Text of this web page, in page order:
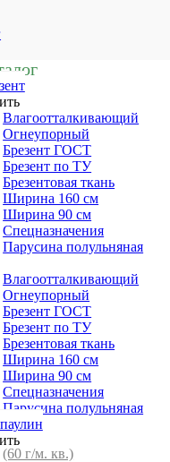
Влагоотталкивающий
Огнеупорный
Брезент ГОСТ
Брезент по ТУ
Брезентовая ткань
Ширина 160 см
Ширина 90 см
Спецназначения
Парусина полульняная
Влагоотталкивающий
Огнеупорный
Брезент ГОСТ
Брезент по ТУ
Брезентовая ткань
Ширина 160 см
Ширина 90 см
Спецназначения
Парусина полульняная
(60 г/м. кв.)